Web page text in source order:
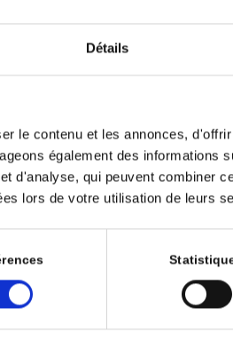
Détails
le contenu et les annonces,
également des informations
d'analyse, qui peuvent combiner
lors de votre utilisation de leurs
dans
dansVolume 9 - Numéro 3 / par
défavorable lorsqu’il est
options thérapeutiques standards
microsatellitaire (MSI), retrouvée
prédictif de réponse à